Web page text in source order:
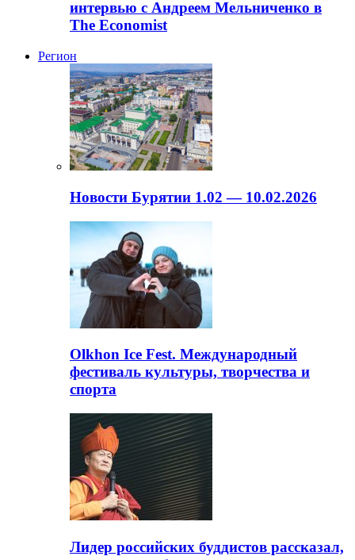
интервью с Андреем Мельниченко в
The Economist
Регион
Новости Бурятии 1.02 — 10.02.2026
Olkhon Ice Fest. Международный
фестиваль культуры, творчества и
спорта
Лидер российских буддистов рассказал,